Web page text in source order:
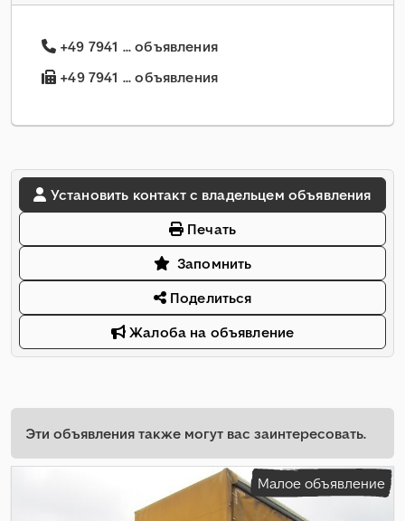
+49 7941 ... объявления
+49 7941 ... объявления
Установить контакт с владельцем объявления
Печать
Запомнить
Поделиться
Жалоба на объявление
Эти объявления также могут вас заинтересовать.
Малое объявление